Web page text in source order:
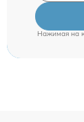
Нажимая на